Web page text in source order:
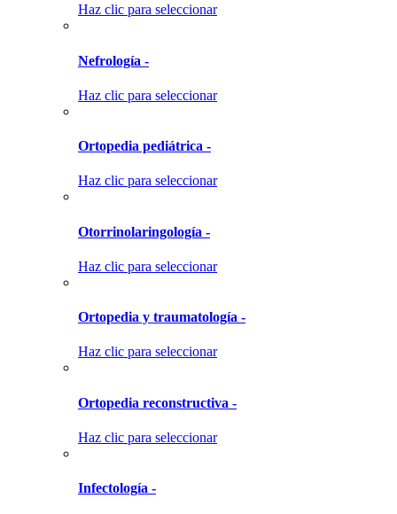
Haz clic para seleccionar
Nefrología -
Haz clic para seleccionar
Ortopedia pediátrica -
Haz clic para seleccionar
Otorrinolaringología -
Haz clic para seleccionar
Ortopedia y traumatología -
Haz clic para seleccionar
Ortopedia reconstructiva -
Haz clic para seleccionar
Infectología -